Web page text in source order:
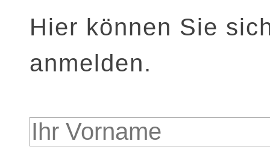
Hier können Sie
anmelden.